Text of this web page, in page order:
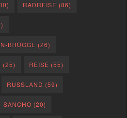
RADREISE (86)
BRÜGGE (26)
(25) REISE (55)
RUSSLAND (59)
SANCHO (20)